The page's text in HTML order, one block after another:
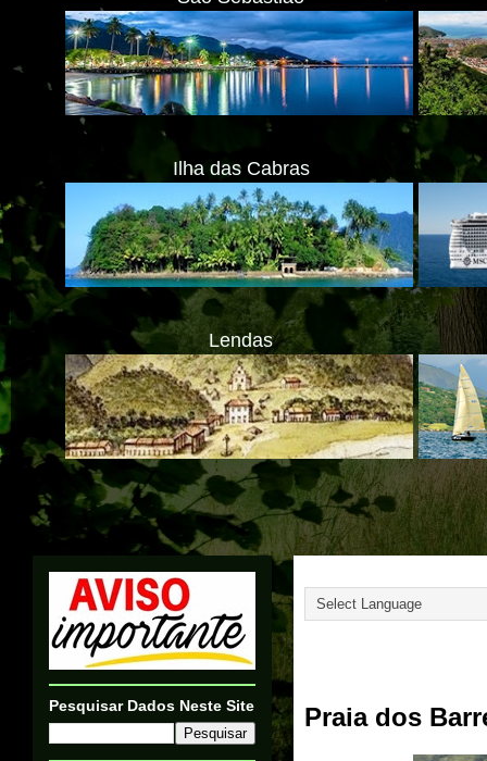
Ilha das Cabras
Lendas
Praia dos
Pesquisar Dados Neste Site